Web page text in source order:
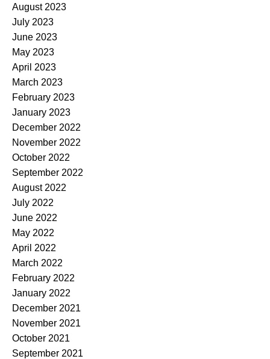
August 2023
July 2023
June 2023
May 2023
April 2023
March 2023
February 2023
January 2023
December 2022
November 2022
October 2022
September 2022
August 2022
July 2022
June 2022
May 2022
April 2022
March 2022
February 2022
January 2022
December 2021
November 2021
October 2021
September 2021